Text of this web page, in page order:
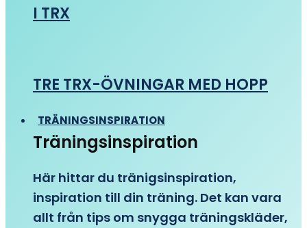
I TRX
TRE TRX-ÖVNINGAR MED HOPP
TRÄNINGSINSPIRATION
Träningsinspiration
Här hittar du tränigsinspiration,
inspiration till din träning. Det kan vara
allt från tips om snygga träningskläder,